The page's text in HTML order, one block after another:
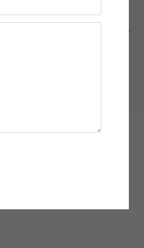
cela pose question
par
! De plus, une
pas